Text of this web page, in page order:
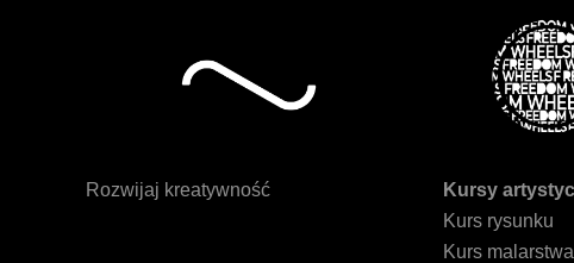
Rozwijaj kreatywność
Kursy
Kurs rysunku
Kurs malarstwa